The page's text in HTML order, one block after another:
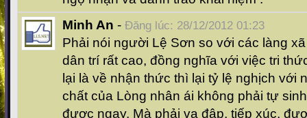
Minh An - Đăng lúc: 28/12/2012 01:23
Phải nói người Lệ Sơn so với các làng
dân trí rất cao, đồng nghĩa với việc tri
lại là về nhận thức thì lại tỷ lệ nghịch với
chất của Lòng nhân ái không phải tự
được ngay. Mà phải va đập, tiếp xúc,